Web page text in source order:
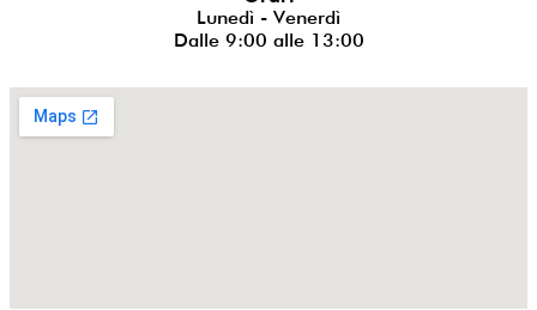
Lunedì - Venerdì
Dalle 9:00 alle 13:00